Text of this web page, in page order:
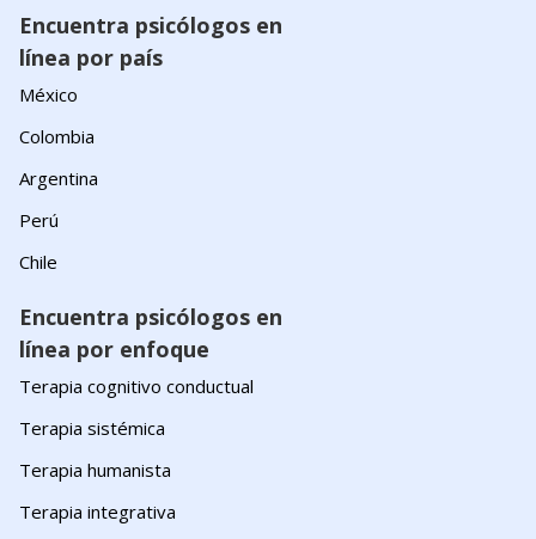
Encuentra psicólogos en
línea por país
México
Colombia
Argentina
Perú
Chile
Encuentra psicólogos en
línea por enfoque
Terapia cognitivo conductual
Terapia sistémica
Terapia humanista
Terapia integrativa